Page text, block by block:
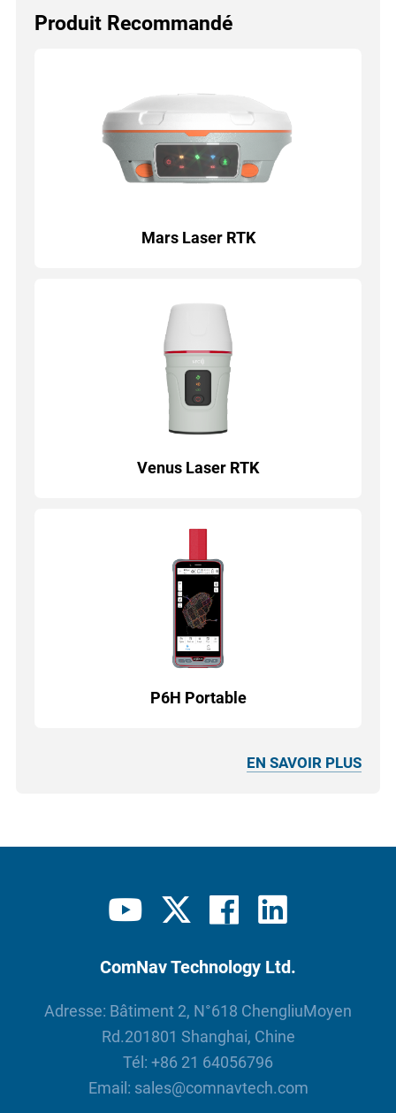
Produit Recommandé
Mars Laser RTK
Venus Laser RTK
P6H Portable
EN SAVOIR PLUS
ComNav Technology Ltd.
Adresse: Bâtiment 2, N°618 ChengliuMoyen
Rd.201801 Shanghai, Chine
Tél: +86 21 64056796
Email: sales@comnavtech.com